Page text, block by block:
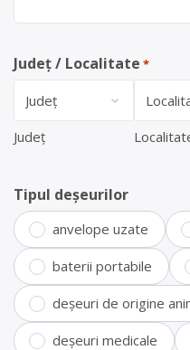
Județ / Localitate *
Județ
Tipul deșeurilor
anvelope uzate
baterii portabile
deșeuri de origine
deșeuri medicale